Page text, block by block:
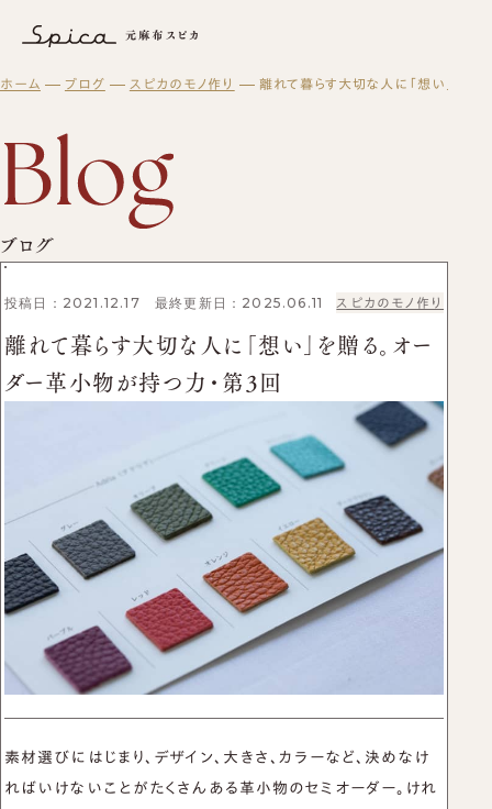
スピカとは？
元麻布スピカの「履きやすさ」とは
工房紹介
よくある質問
会社概要
初めての方へ
オーダーシューズ製作の流れ
オーダーメイド事例
オーダーシューズ
セミオーダーシューズ
ビスポークシューズ
オーダーベルト
カードケース
修理・メンテナンスサービス
レディース靴
修理事例
スピカのモノ作り
お客様の声
靴の用語集
バッグ
ギフトチケット
ログイン・会員登録
お買い物かご
新着情報 プライバシーポリシー
特定商取引法に基づく表示
TEL：03-6413-6656CONTACT US
ホーム ブログ スピカのモノ作り 離れて暮らす大切な人に「想い」を贈
ブログ
投稿日：2021.12.17 最終更新日：2025.06.11 スピカのモノ作り
離れて暮らす大切な人に「想い」を贈る。オー
ダー革小物が持つ力・第3回
素材選びにはじまり、デザイン、大きさ、カラーなど、決めなけ
ればいけないことがたくさんある革小物のセミオーダー。けれ